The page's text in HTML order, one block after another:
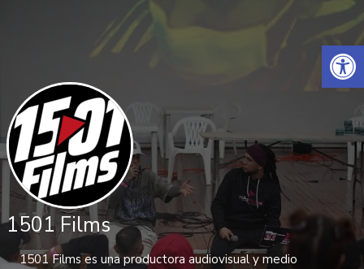
Abrir
1501 Films
1501 Films es una productora audiovisual y medio